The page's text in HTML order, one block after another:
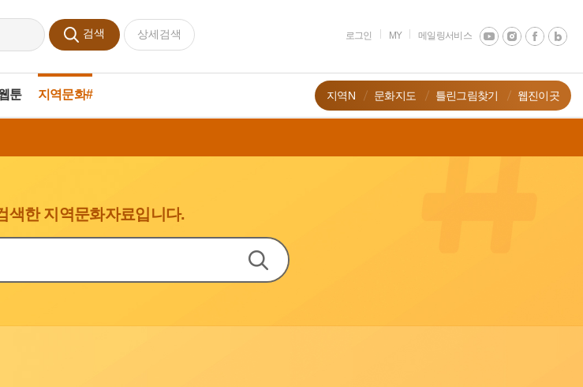
검색 상세검색 로그인 MY 메일링서비스
툰 지역문화# 지역N 문화지도 틀린그림찾기 웹진이곳
색한 지역문화자료입니다.